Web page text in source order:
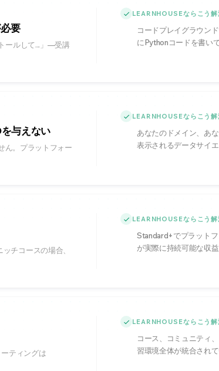
要
ールして...」—受講
LEARNHOUSEならこう解
コードプレイグラウン
にPythonコードを書い
与えない
ん。プラットフォー
LEARNHOUSEならこう解
あなたのドメイン、あ
表示されるデータサイ
チコースの場合、
LEARNHOUSEならこう解
Standard+でプラット
が実際に持続可能な収益
ティングは
LEARNHOUSEならこう解
コース、コミュニティ
習環境全体が統合されて